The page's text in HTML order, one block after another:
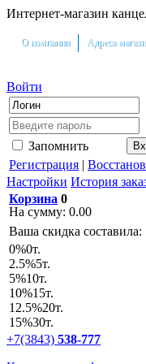
Интернет-магазин
О компании Адреса
Войти
Запомнить
Регистрация |
Настройки История
Корзина 0
На сумму: 0.00
Ваша скидка составила:
0%0т.
2.5%5т.
5%10т.
10%15т.
12.5%20т.
15%30т.
+7(3843) 538-777